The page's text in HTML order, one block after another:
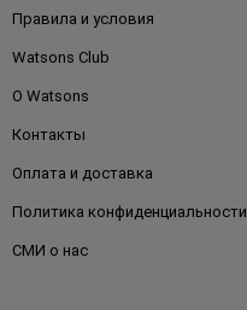
Правила и условия
Watsons Club
О Watsons
Контакты
Оплата и доставка
Политика конфиденциальности
СМИ о нас